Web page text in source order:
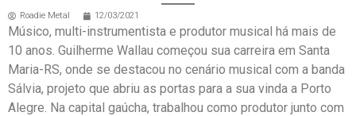
Roadie Metal 12/03/2021
Músico, multi-instrumentista e produtor musical há mais de
10 anos. Guilherme Wallau começou sua carreira em Santa
Maria-RS, onde se destacou no cenário musical com a banda
Sálvia, projeto que abriu as portas para a sua vinda a Porto
Alegre. Na capital gaúcha, trabalhou como produtor junto com